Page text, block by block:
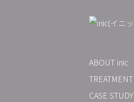
ABOUT inic
TREATMENT
CASE STUDY